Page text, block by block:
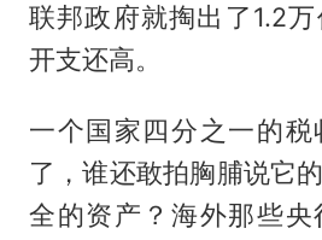
联邦政府就掏出了1.2
开支还高。
一个国家四分之一的税
了，谁还敢拍胸脯说它
全的资产？海外那些